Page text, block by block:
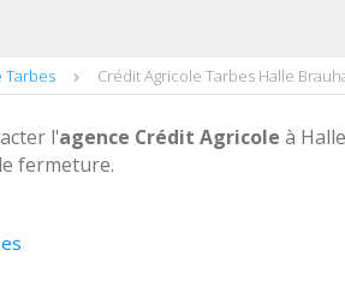
Tarbes Crédit Agricole Tarbes Halle
l'agence Crédit Agricole à Halle
fermeture.